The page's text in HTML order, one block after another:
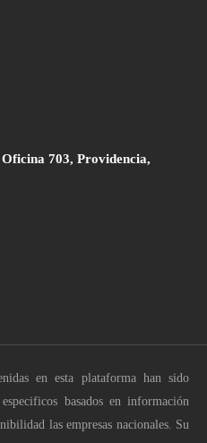
703, Providencia,
en esta plataforma han sido
basados en información
las empresas nacionales. Su